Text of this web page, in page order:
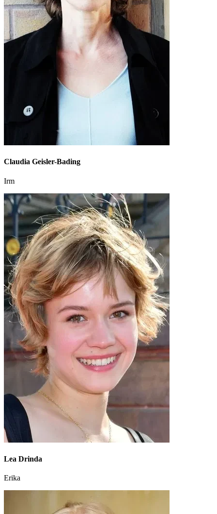
Claudia Geisler-Bading
Irm
Lea Drinda
Erika